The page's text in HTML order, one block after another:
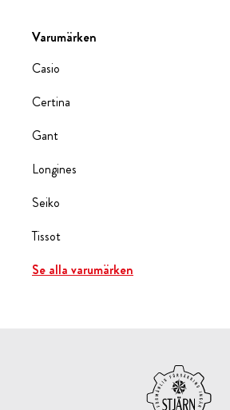
Varumärken
Casio
Certina
Gant
Longines
Seiko
Tissot
Se alla varumärken